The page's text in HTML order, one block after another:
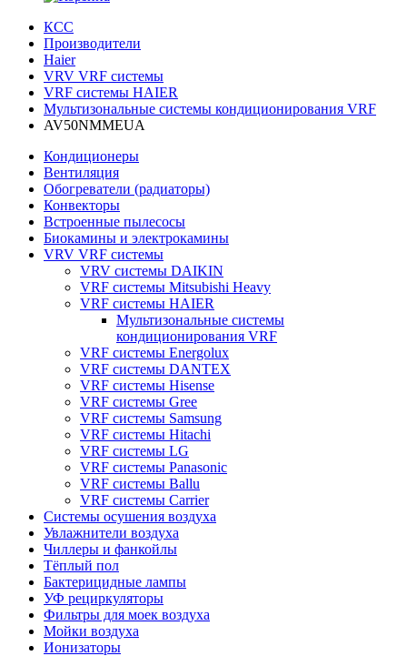
КСС
Производители
Haier
VRV VRF системы
VRF системы HAIER
Мультизональные системы кондиционирования VRF
AV50NMMEUA
Кондиционеры
Вентиляция
Обогреватели (радиаторы)
Конвекторы
Встроенные пылесосы
Биокамины и электрокамины
VRV VRF системы
VRV системы DAIKIN
VRF системы Mitsubishi Heavy
VRF системы HAIER
Мультизональные системы
кондиционирования VRF
VRF системы Energolux
VRF системы DANTEX
VRF системы Hisense
VRF системы Gree
VRF системы Samsung
VRF системы Hitachi
VRF системы LG
VRF системы Panasonic
VRF системы Ballu
VRF системы Carrier
Системы осушения воздуха
Увлажнители воздуха
Чиллеры и фанкойлы
Тёплый пол
Бактерицидные лампы
УФ рециркуляторы
Фильтры для моек воздуха
Мойки воздуха
Ионизаторы